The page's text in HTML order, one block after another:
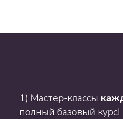
1) Мастер-классы
полный базовый курс!